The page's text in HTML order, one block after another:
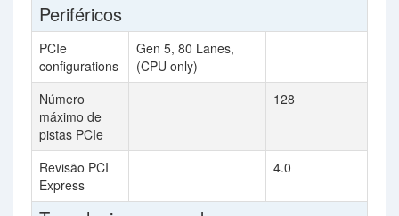
Periféricos
PCIe
configurations
Gen 5, 80 Lanes,
(CPU only)
Número
máximo de
pistas PCIe
128
Revisão PCI
Express
4.0